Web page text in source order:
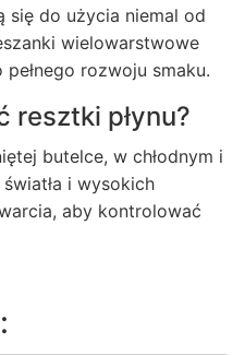
się do użycia niemal od
wielowarstwowe
rozwoju smaku.
resztki płynu?
butelce, w chłodnym i
i wysokich
aby kontrolować